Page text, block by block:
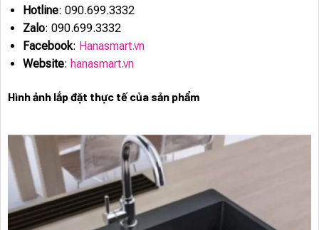
Hotline: 090.699.3332
Zalo: 090.699.3332
Facebook: Hanasmart.vn
Website: hanasmart.vn
Hình ảnh lắp đặt thực tế của sản phẩm